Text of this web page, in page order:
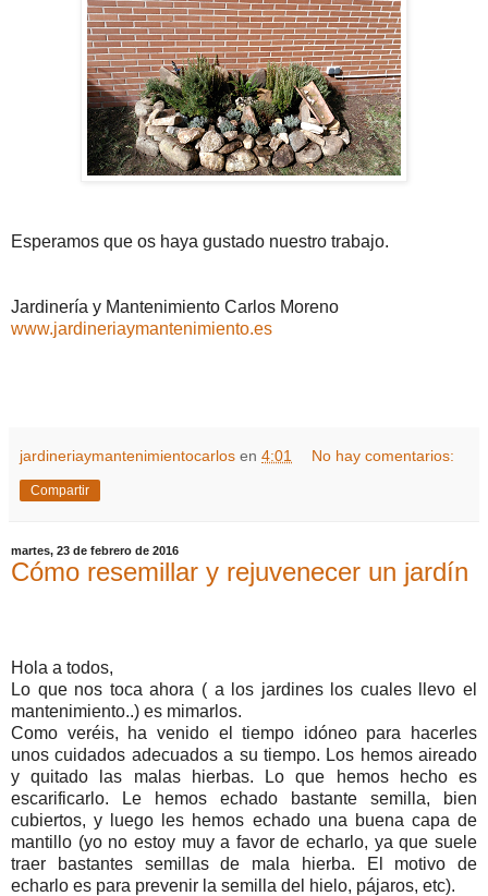
Esperamos que os haya gustado nuestro trabajo.
Jardinería y Mantenimiento Carlos Moreno
www.jardineriaymantenimiento.es
jardineriaymantenimientocarlos en 4:01 No hay comentarios:
Compartir
martes, 23 de febrero de 2016
Cómo resemillar y rejuvenecer un jardín
Hola a todos,
Lo que nos toca ahora ( a los jardines los cuales llevo el
mantenimiento..) es mimarlos.
Como veréis, ha venido el tiempo idóneo para hacerles
unos cuidados adecuados a su tiempo. Los hemos aireado
y quitado las malas hierbas. Lo que hemos hecho es
escarificarlo. Le hemos echado bastante semilla, bien
cubiertos, y luego les hemos echado una buena capa de
mantillo (yo no estoy muy a favor de echarlo, ya que suele
traer bastantes semillas de mala hierba. El motivo de
echarlo es para prevenir la semilla del hielo, pájaros, etc).